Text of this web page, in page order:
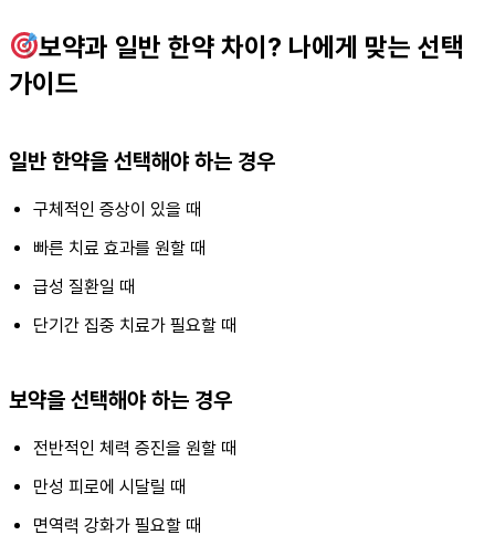
보약과 일반 한약 차이? 나에게 맞는 선택
가이드
일반 한약을 선택해야 하는 경우
구체적인 증상이 있을 때
빠른 치료 효과를 원할 때
급성 질환일 때
단기간 집중 치료가 필요할 때
보약을 선택해야 하는 경우
전반적인 체력 증진을 원할 때
만성 피로에 시달릴 때
면역력 강화가 필요할 때